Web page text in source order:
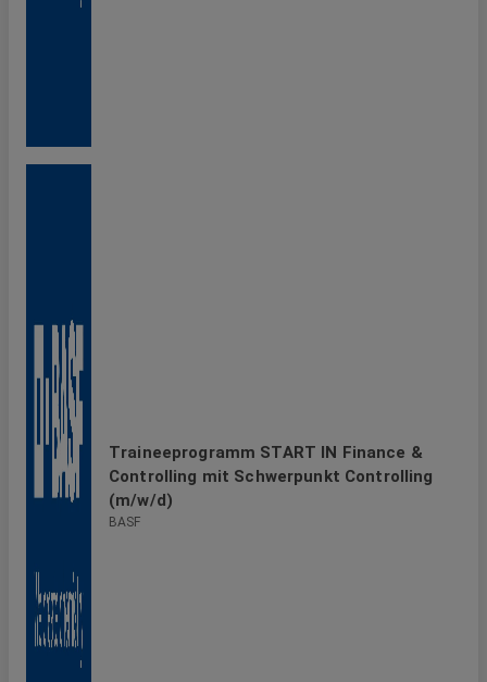
Traineeprogramm START IN Finance &
Controlling mit Schwerpunkt Controlling
(m/w/d)
BASF